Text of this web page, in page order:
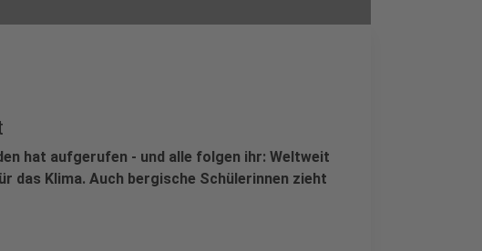
hat aufgerufen - und alle folgen ihr: Weltweit
das Klima. Auch bergische Schülerinnen zieht